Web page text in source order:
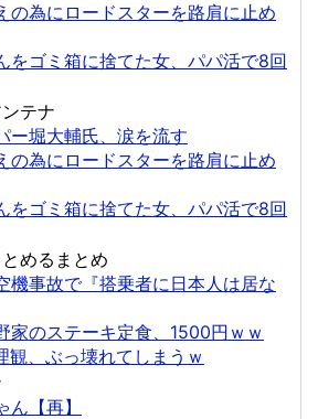
の為にロードスターを路肩に止め
をゴミ箱に捨てた女、パパ活で8回
テナ
ー堀大輔氏、涙を流す
の為にロードスターを路肩に止め
をゴミ箱に捨てた女、パパ活で8回
めるまとめ
機事故で『搭乗者に日本人は居な
家のステーキ定食、1500円ｗｗ
観、ぶっ壊れてしまうｗ
【再】